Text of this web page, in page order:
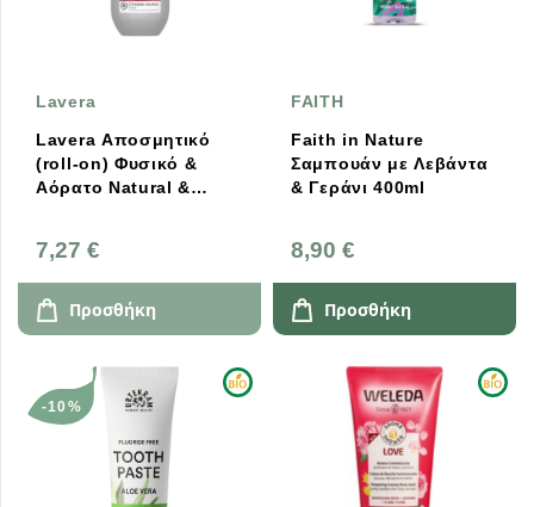
Lavera
Lavera Αποσμητικό
(roll-on) Φυσικό &
Αόρατο Natural &
7,27 €
Προσθήκη
FAITH
Faith in Nature
Σαμπουάν με Λεβάντα
& Γεράνι 400ml
8,90 €
Προσθήκη
-10%